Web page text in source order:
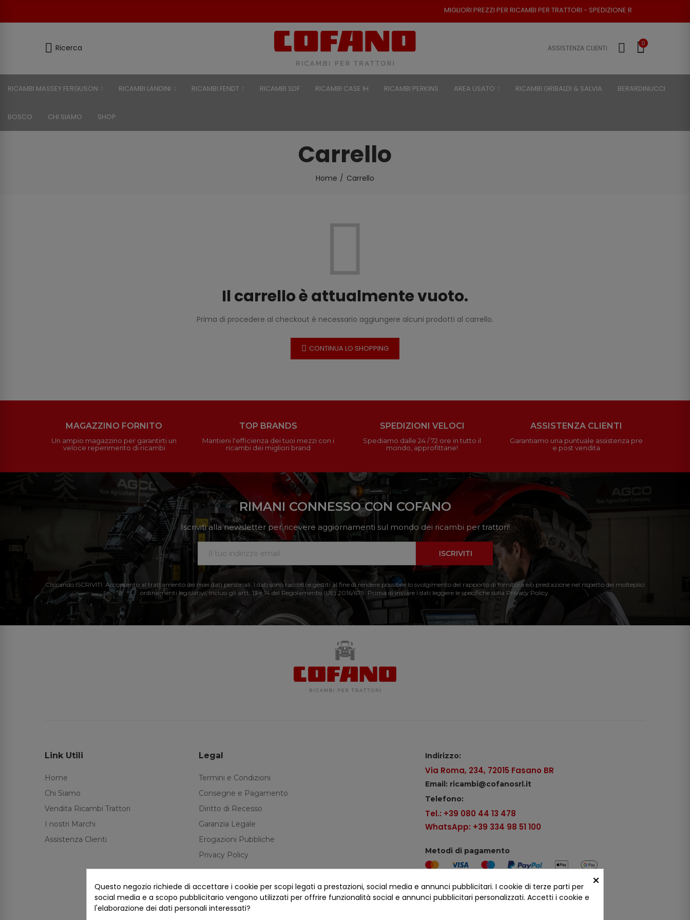
MIGLIORI PREZZI PER RICAMBI PER TRATTORI - SPEDIZIONE RAPIDA - RESO
Ricerca ASSISTENZA CLIENTI
0
RICAMBI MASSEY FERGUSON RICAMBI LANDINI RICAMBI FENDT RICAMBI SDF RICAMBI CASE IH RICAMBI PERKINS AREA USATO RICAMBI GRIBALDI & SALVIA BERARDINUCCI
BOSCO CHI SIAMO SHOP
Carrello
Home Carrello
Il carrello è attualmente vuoto.
Prima di procedere al checkout è necessario aggiungere alcuni prodotti al carrello.
CONTINUA LO SHOPPING
MAGAZZINO FORNITO
Un ampio magazzino per garantirti un
veloce reperimento di ricambi
TOP BRANDS
Mantieni l'efficienza dei tuoi mezzi con i
ricambi dei migliori brand
SPEDIZIONI VELOCI
Spediamo dalle 24 / 72 ore in tutto il
mondo, approfittane!
ASSISTENZA CLIENTI
Garantiamo una puntuale assistenza pre
e post vendita
RIMANI CONNESSO CON COFANO
Iscriviti alla newsletter per ricevere aggiornamenti sul mondo dei ricambi per trattori!
ISCRIVITI
Cliccando ISCRIVITI: Acconsento al trattamento dei miei dati personali. I dati sono raccolti e gestiti al fine di rendere possibile lo svolgimento del rapporto di fornitura e/o prestazione nel rispetto dei molteplici
ordinamenti legislativi, inclusi gli artt. 13 e 14 del Regolamento (UE) 2016/679. Prima di inviare i dati leggere le specifiche sulla Privacy Policy.
Link Utili
Home
Chi Siamo
Vendita Ricambi Trattori
I nostri Marchi
Assistenza Clienti
Legal
Termini e Condizioni
Consegne e Pagamento
Diritto di Recesso
Garanzia Legale
Erogazioni Pubbliche
Privacy Policy
Indirizzo:
Via Roma, 234, 72015 Fasano BR
Email: ricambi@cofanosrl.it
Telefono:
Tel.: +39 080 44 13 478
WhatsApp: +39 334 98 51 100
Metodi di pagamento
Seguici sui social ×
Questo negozio richiede di accettare i cookie per scopi legati a prestazioni, social media e annunci pubblicitari. I cookie di terze parti per
social media e a scopo pubblicitario vengono utilizzati per offrire funzionalità social e annunci pubblicitari personalizzati. Accetti i cookie e
l'elaborazione dei dati personali interessati?